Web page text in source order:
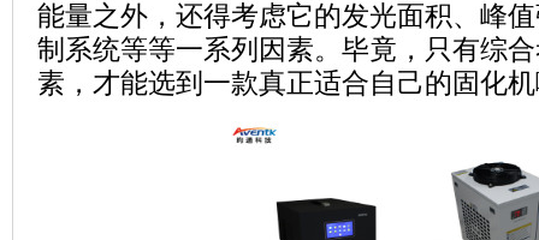
能量之外，还得考虑它的发光面积、峰
制系统等等一系列因素。毕竟，只有综
素，才能选到一款真正适合自己的固化